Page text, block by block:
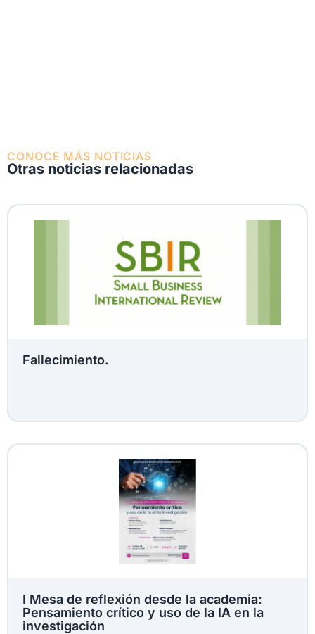
CONOCE MÁS NOTICIAS
Otras noticias relacionadas
Fallecimiento.
I Mesa de reflexión desde la academia:
Pensamiento crítico y uso de la IA en la
investigación